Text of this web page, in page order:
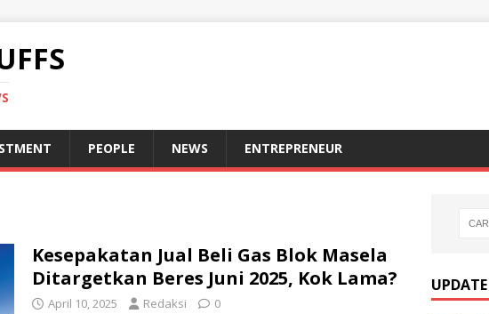
PEOPLE NEWS ENTREPRENEUR
Kesepakatan Jual Beli Gas Blok Masela
Ditargetkan Beres Juni 2025, Kok Lama?
April 10, 2025 Redaksi 0
UPDATE